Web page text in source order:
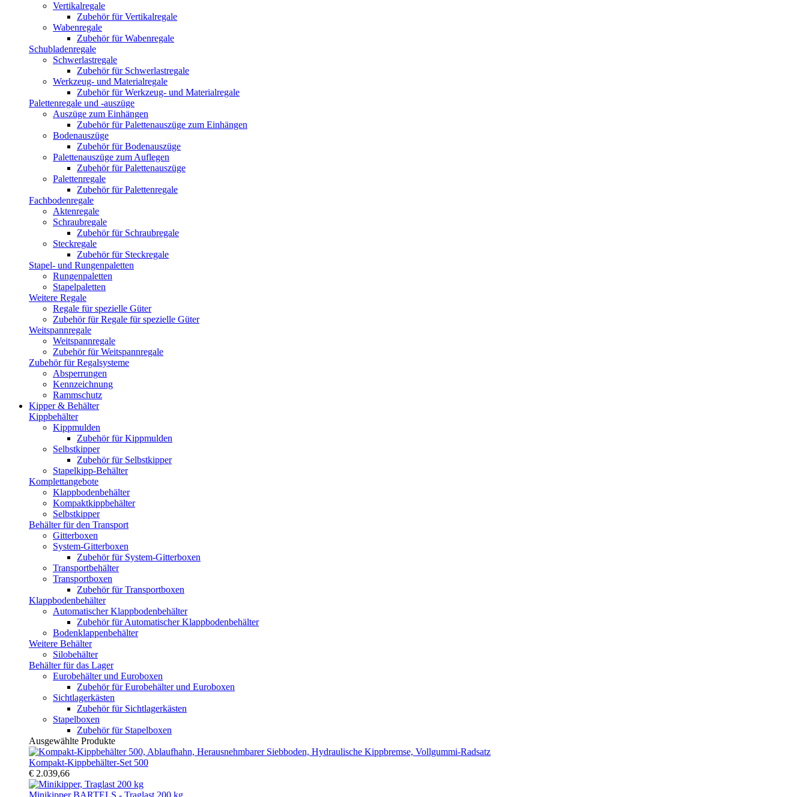
Vertikalregale
Zubehör für Vertikalregale
Wabenregale
Zubehör für Wabenregale
Schubladenregale
Schwerlastregale
Zubehör für Schwerlastregale
Werkzeug- und Materialregale
Zubehör für Werkzeug- und Materialregale
Palettenregale und -auszüge
Auszüge zum Einhängen
Zubehör für Palettenauszüge zum Einhängen
Bodenauszüge
Zubehör für Bodenauszüge
Palettenauszüge zum Auflegen
Zubehör für Palettenauszüge
Palettenregale
Zubehör für Palettenregale
Fachbodenregale
Aktenregale
Schraubregale
Zubehör für Schraubregale
Steckregale
Zubehör für Steckregale
Stapel- und Rungenpaletten
Rungenpaletten
Stapelpaletten
Weitere Regale
Regale für spezielle Güter
Zubehör für Regale für spezielle Güter
Weitspannregale
Weitspannregale
Zubehör für Weitspannregale
Zubehör für Regalsysteme
Absperrungen
Kennzeichnung
Rammschutz
Kipper & Behälter
Kippbehälter
Kippmulden
Zubehör für Kippmulden
Selbstkipper
Zubehör für Selbstkipper
Stapelkipp-Behälter
Komplettangebote
Klappbodenbehälter
Kompaktkippbehälter
Selbstkipper
Behälter für den Transport
Gitterboxen
System-Gitterboxen
Zubehör für System-Gitterboxen
Transportbehälter
Transportboxen
Zubehör für Transportboxen
Klappbodenbehälter
Automatischer Klappbodenbehälter
Zubehör für Automatischer Klappbodenbehälter
Bodenklappenbehälter
Weitere Behälter
Silobehälter
Behälter für das Lager
Eurobehälter und Euroboxen
Zubehör für Eurobehälter und Euroboxen
Sichtlagerkästen
Zubehör für Sichtlagerkästen
Stapelboxen
Zubehör für Stapelboxen
Ausgewählte Produkte
Kompakt-Kippbehälter-Set 500
€ 2.039,66
Minikipper BARTELS - Traglast 200 kg